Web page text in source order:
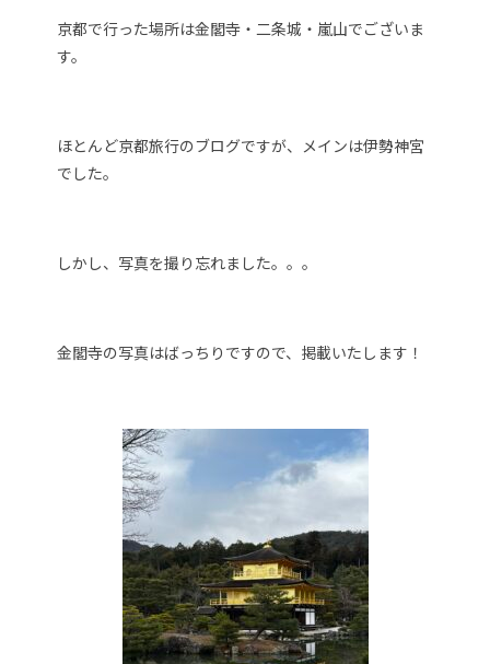
京都で行った場所は金閣寺・二条城・嵐山でございま
す。
ほとんど京都旅行のブログですが、メインは伊勢神宮
でした。
しかし、写真を撮り忘れました。。。
金閣寺の写真はばっちりですので、掲載いたします！